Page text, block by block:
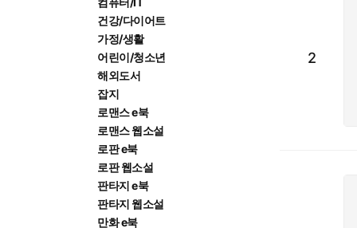
건강/다이어트
가정/생활
어린이/청소년
해외도서
잡지
로맨스 e북
로맨스 웹소설
로판 e북
로판 웹소설
판타지 e북
판타지 웹소설
만화 e북
2